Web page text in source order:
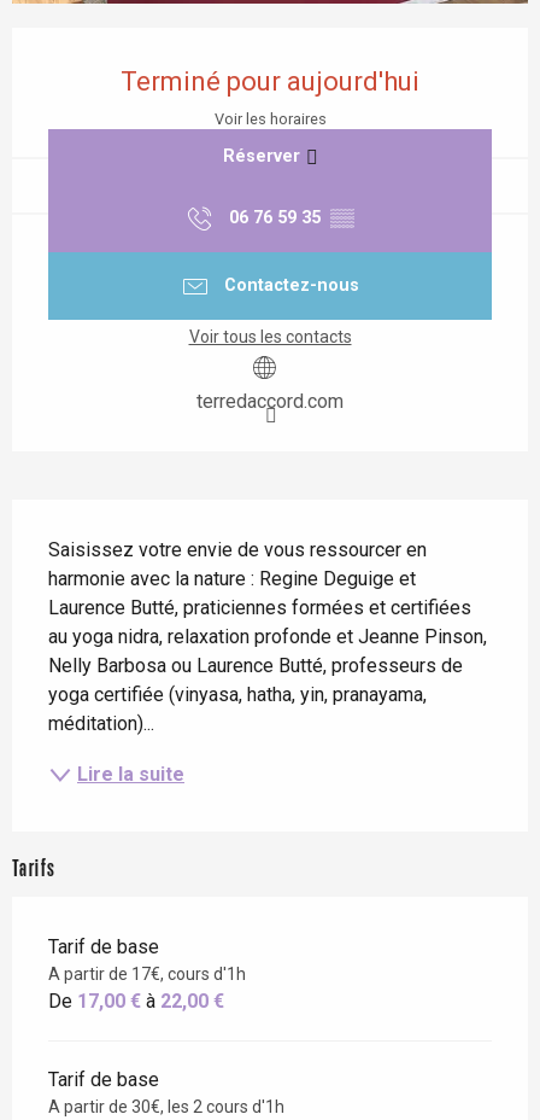
Terminé pour aujourd'hui
Voir les horaires
Réserver
06 76 59 35 ▒▒
Contactez-nous
Voir tous les contacts
terredaccord.com
Saisissez votre envie de vous ressourcer en
harmonie avec la nature : Regine Deguige et
Laurence Butté, praticiennes formées et certifiées
au yoga nidra, relaxation profonde et Jeanne Pinson,
Nelly Barbosa ou Laurence Butté, professeurs de
yoga certifiée (vinyasa, hatha, yin, pranayama,
méditation)...
Lire la suite
Tarifs
Tarif de base
A partir de 17€, cours d'1h
De 17,00 € à 22,00 €
Tarif de base
A partir de 30€, les 2 cours d'1h